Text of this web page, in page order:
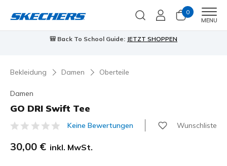
0
MENU
🎒 Back To School Guide: JETZT SHOPPEN
Bekleidung Damen Oberteile
Damen
GO DRI Swift Tee
5 von 5 Kundenbewertungen
Keine Bewertungen Wunschliste
30,00 € inkl. MwSt.